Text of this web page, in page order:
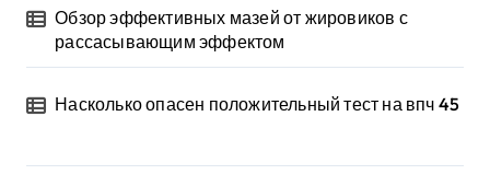
Обзор эффективных мазей от жировиков с
рассасывающим эффектом
Насколько опасен положительный тест на впч 45